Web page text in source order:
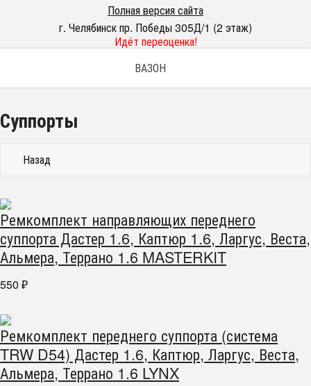
Полная версия сайта
г. Челябинск пр. Победы 305Д/1 (2 этаж)
Идёт переоценка!
ВАЗОН
Суппорты
Назад
Ремкомплект направляющих переднего
суппорта Дастер 1.6, Каптюр 1.6, Ларгус, Веста,
Альмера, Террано 1.6 MASTERKIT
550 ₽
Ремкомплект переднего суппорта (система
TRW D54) Дастер 1.6, Каптюр, Ларгус, Веста,
Альмера, Террано 1.6 LYNX